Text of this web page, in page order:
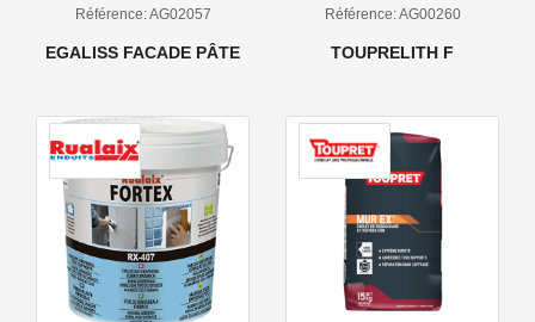
Référence: AG02057
EGALISS FACADE PÂTE
Référence: AG00260
TOUPRELITH F